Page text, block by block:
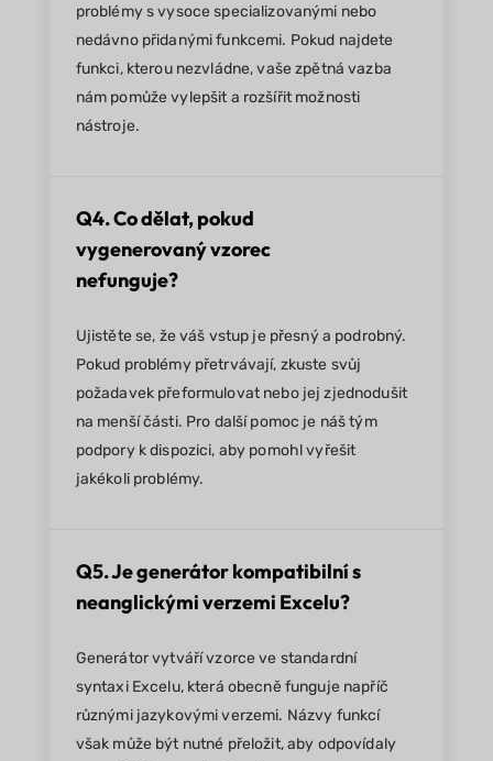
problémy s vysoce specializovanými nebo
nedávno přidanými funkcemi. Pokud najdete
funkci, kterou nezvládne, vaše zpětná vazba
nám pomůže vylepšit a rozšířit možnosti
nástroje.
Q4. Co dělat, pokud
vygenerovaný vzorec
nefunguje?
Ujistěte se, že váš vstup je přesný a podrobný.
Pokud problémy přetrvávají, zkuste svůj
požadavek přeformulovat nebo jej zjednodušit
na menší části. Pro další pomoc je náš tým
podpory k dispozici, aby pomohl vyřešit
jakékoli problémy.
Q5. Je generátor kompatibilní s
neanglickými verzemi Excelu?
Generátor vytváří vzorce ve standardní
syntaxi Excelu, která obecně funguje napříč
různými jazykovými verzemi. Názvy funkcí
však může být nutné přeložit, aby odpovídaly